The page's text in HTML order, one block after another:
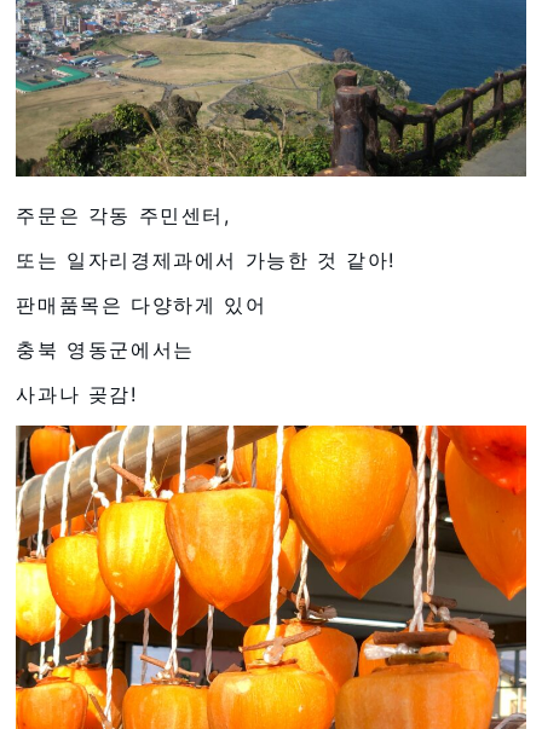
주문은 각동 주민센터,
또는 일자리경제과에서 가능한 것 같아!
판매품목은 다양하게 있어
충북 영동군에서는
사과나 곶감!